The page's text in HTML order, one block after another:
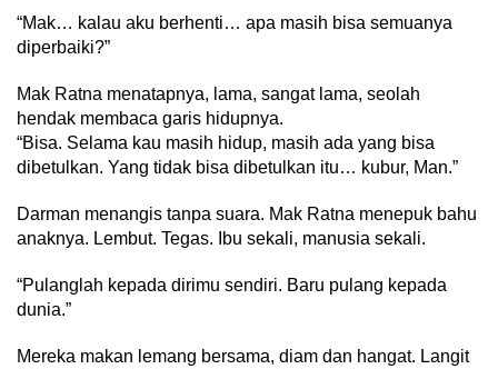
“Mak… kalau aku berhenti… apa masih bisa semuanya
diperbaiki?”
Mak Ratna menatapnya, lama, sangat lama, seolah
hendak membaca garis hidupnya.
“Bisa. Selama kau masih hidup, masih ada yang bisa
dibetulkan. Yang tidak bisa dibetulkan itu… kubur, Man.”
Darman menangis tanpa suara. Mak Ratna menepuk bahu
anaknya. Lembut. Tegas. Ibu sekali, manusia sekali.
“Pulanglah kepada dirimu sendiri. Baru pulang kepada
dunia.”
Mereka makan lemang bersama, diam dan hangat. Langit